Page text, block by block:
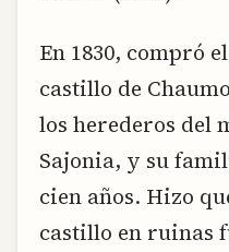
En 1830, compró
castillo de
los herederos del
Sajonia, y su
cien años. Hizo
castillo en ruinas